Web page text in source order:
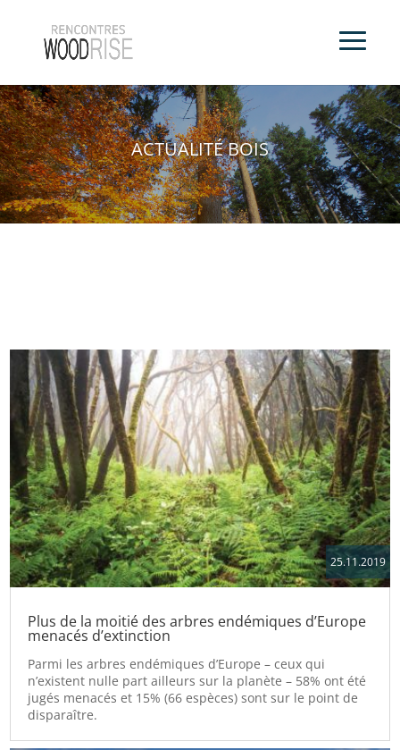
ACTUALITÉ BOIS
25.11.2019
Plus de la moitié des arbres endémiques d’Europe
menacés d’extinction
Parmi les arbres endémiques d’Europe – ceux qui
n’existent nulle part ailleurs sur la planète – 58% ont été
jugés menacés et 15% (66 espèces) sont sur le point de
disparaître.